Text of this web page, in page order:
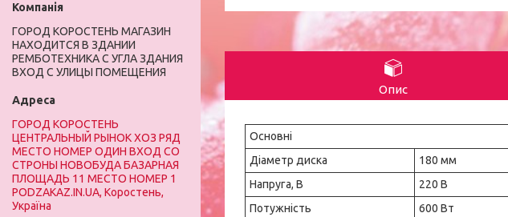
Опис
Основні
Діаметр диска
180 мм
Напруга, В
220 В
Потужність
600 Вт
ГОРОД КОРОСТЕНЬ МАГАЗИН
НАХОДИТСЯ В ЗДАНИИ
РЕМБОТЕХНИКА С УГЛА ЗДАНИЯ
ВХОД С УЛИЦЫ ПОМЕЩЕНИЯ
ГОРОД КОРОСТЕНЬ
ЦЕНТРАЛЬНЫЙ РЫНОК ХОЗ РЯД
МЕСТО НОМЕР ОДИН ВХОД СО
СТРОНЫ НОВОБУДА БАЗАРНАЯ
ПЛОЩАДЬ 11 МЕСТО НОМЕР 1
PODZAKAZ.IN.UA, Коростень,
Україна